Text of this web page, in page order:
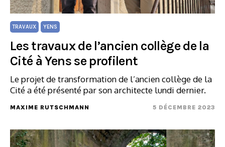
TRAVAUX YENS
Les travaux de l’ancien collège de la
Cité à Yens se profilent
Le projet de transformation de l’ancien collège de la
Cité a été présenté par son architecte lundi dernier.
MAXIME RUTSCHMANN 5 DÉCEMBRE 2023